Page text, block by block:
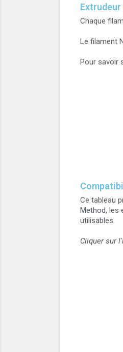
Extrudeur
Chaque
Le filament
Pour savoir
Ce tableau
Method, les
utilisables.
Cliquer sur